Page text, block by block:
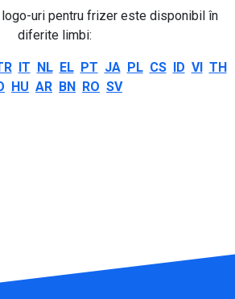
uri pentru frizer este disponibil în
diferite limbi:
IT NL EL PT JA PL CS ID VI TH
HU AR BN RO SV